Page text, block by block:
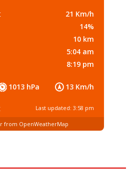
1013 hPa 13 Km/h
21 Km/h
14%
10 km
5:04 am
8:19 pm
Last updated: 3:58 pm
from OpenWeatherMap